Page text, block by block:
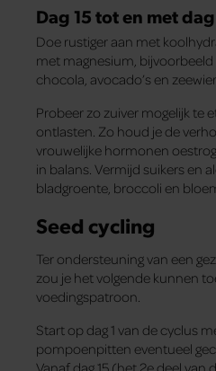
Dag 15 tot en met
Doe rustiger aan met
met magnesium,
chocola, avocado’s en zeewier.
Probeer zo zuiver mogelijk te
ontlasten. Zo houd je de
vrouwelijke hormonen
in balans. Vermijd suikers en
bladgroente, broccoli en
Seed cycling
Ter ondersteuning van een
zou je het volgende kunnen
voedingspatroon.
Start op dag 1 van de cyclus
pompoenpitten eventueel